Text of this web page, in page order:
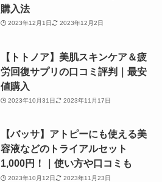
購入法
2023年12月1日 2023年12月2日
【トトノア】美肌スキンケア＆疲
労回復サプリの口コミ評判｜最安
値購入
2023年10月31日 2023年11月17日
【バッサ】アトピーにも使える美
容液などのトライアルセット
1,000円！｜使い方や口コミも
2023年10月12日 2023年11月23日